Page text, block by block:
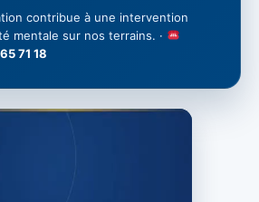
contribue à une intervention
mentale sur nos terrains. ·
71 18